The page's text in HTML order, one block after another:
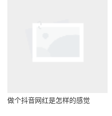
做个抖音网红是怎样的感觉